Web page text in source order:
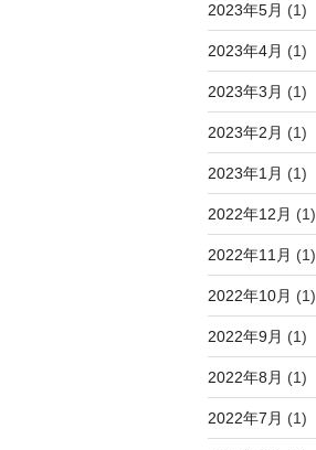
2023年5月 (1)
2023年4月 (1)
2023年3月 (1)
2023年2月 (1)
2023年1月 (1)
2022年12月 (1)
2022年11月 (1)
2022年10月 (1)
2022年9月 (1)
2022年8月 (1)
2022年7月 (1)